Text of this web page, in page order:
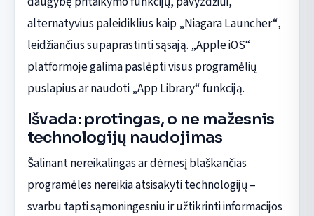
alternatyvius paleidiklius kaip „Niagara Launcher“,
leidžiančius supaprastinti sąsają. „Apple iOS“
platformoje galima paslėpti visus programėlių
puslapius ar naudoti „App Library“ funkciją.
Išvada: protingas, o ne mažesnis
technologijų naudojimas
Šalinant nereikalingas ar dėmesį blaškančias
programėles nereikia atsisakyti technologijų –
svarbu tapti sąmoningesniu ir užtikrinti informacijos